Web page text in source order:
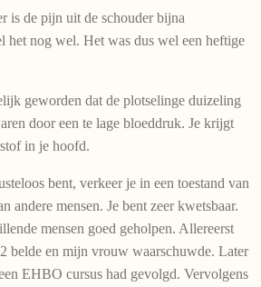
is de pijn uit de schouder bijna
het nog wel. Het was dus wel een heftige
geworden dat de plotselinge duizeling
door een te lage bloeddruk. Je krijgt
in je hoofd.
bent, verkeer je in een toestand van
andere mensen. Je bent zeer kwetsbaar.
mensen goed geholpen. Allereerst
belde en mijn vrouw waarschuwde. Later
EHBO cursus had gevolgd. Vervolgens